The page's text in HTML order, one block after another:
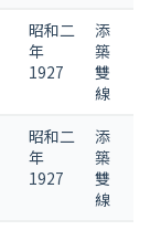
昭和二
年
1927
添
築
雙
線
昭和二
年
1927
添
築
雙
線